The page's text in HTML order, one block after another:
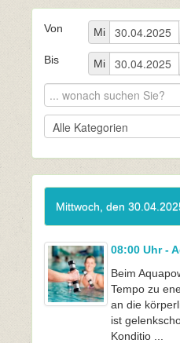
Von Mi
Bis Mi
Mittwoch, den
08:00 Uhr -
Beim
Tempo zu
an die
ist
Konditio ...